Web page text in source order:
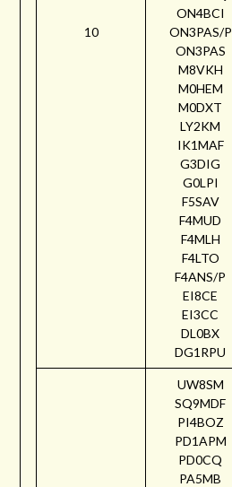
10
ON4BCI
ON3PAS/P
ON3PAS
M8VKH
M0HEM
M0DXT
LY2KM
IK1MAF
G3DIG
G0LPI
F5SAV
F4MUD
F4MLH
F4LTO
F4ANS/P
EI8CE
EI3CC
DL0BX
DG1RPU
UW8SM
SQ9MDF
PI4BOZ
PD1APM
PD0CQ
PA5MB